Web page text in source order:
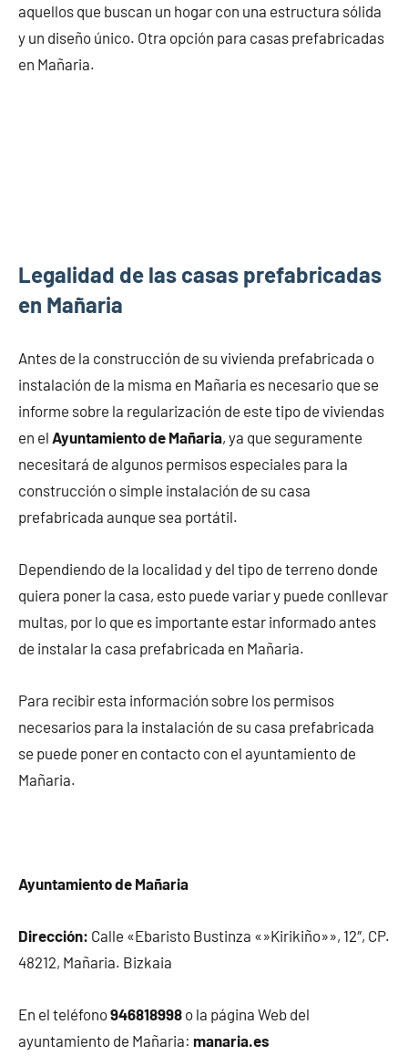
aquellos que buscan un hogar con una estructura sólida
y un diseño único. Otra opción para casas prefabricadas
en Mañaria.
Legalidad de las casas prefabricadas
en Mañaria
Antes de la construcción de su vivienda prefabricada o
instalación de la misma en Mañaria es necesario que se
informe sobre la regularización de este tipo de viviendas
en el Ayuntamiento de Mañaria, ya que seguramente
necesitará de algunos permisos especiales para la
construcción o simple instalación de su casa
prefabricada aunque sea portátil.
Dependiendo de la localidad y del tipo de terreno donde
quiera poner la casa, esto puede variar y puede conllevar
multas, por lo que es importante estar informado antes
de instalar la casa prefabricada en Mañaria.
Para recibir esta información sobre los permisos
necesarios para la instalación de su casa prefabricada
se puede poner en contacto con el ayuntamiento de
Mañaria.
Ayuntamiento de Mañaria
Dirección: Calle «Ebaristo Bustinza «»Kirikiño»», 12″, CP.
48212, Mañaria. Bizkaia
En el teléfono946818998 o la página Web del
ayuntamiento de Mañaria: manaria.es